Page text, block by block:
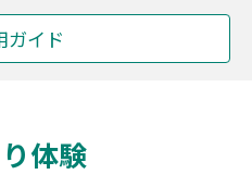
ガイド
体験